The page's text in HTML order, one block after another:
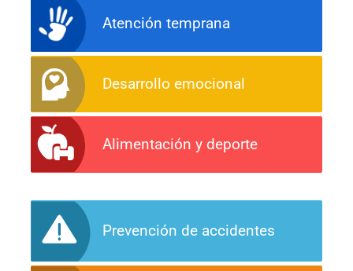
Atención temprana
Desarrollo emocional
Alimentación y deporte
Prevención de accidentes